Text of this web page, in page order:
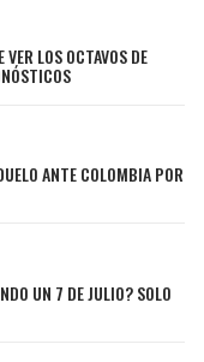
LOS OCTAVOS DE
ANTE COLOMBIA POR
UN 7 DE JULIO? SOLO